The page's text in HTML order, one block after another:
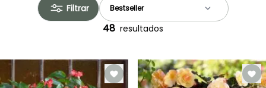
Filtrar
48 resultados